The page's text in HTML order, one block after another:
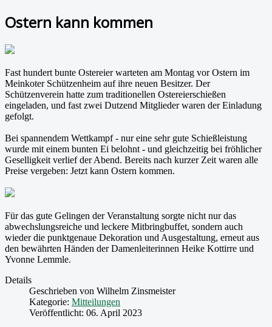
Ostern kann kommen
Fast hundert bunte Ostereier warteten am Montag vor Ostern im
Meinkoter Schützenheim auf ihre neuen Besitzer. Der
Schützenverein hatte zum traditionellen Ostereierschießen
eingeladen, und fast zwei Dutzend Mitglieder waren der Einladung
gefolgt.
Bei spannendem Wettkampf - nur eine sehr gute Schießleistung
wurde mit einem bunten Ei belohnt - und gleichzeitig bei fröhlicher
Geselligkeit verlief der Abend. Bereits nach kurzer Zeit waren alle
Preise vergeben: Jetzt kann Ostern kommen.
Für das gute Gelingen der Veranstaltung sorgte nicht nur das
abwechslungsreiche und leckere Mitbringbuffet, sondern auch
wieder die punktgenaue Dekoration und Ausgestaltung, erneut aus
den bewährten Händen der Damenleiterinnen Heike Kottirre und
Yvonne Lemmle.
Details
Geschrieben von Wilhelm Zinsmeister
Kategorie: Mitteilungen
Veröffentlicht: 06. April 2023